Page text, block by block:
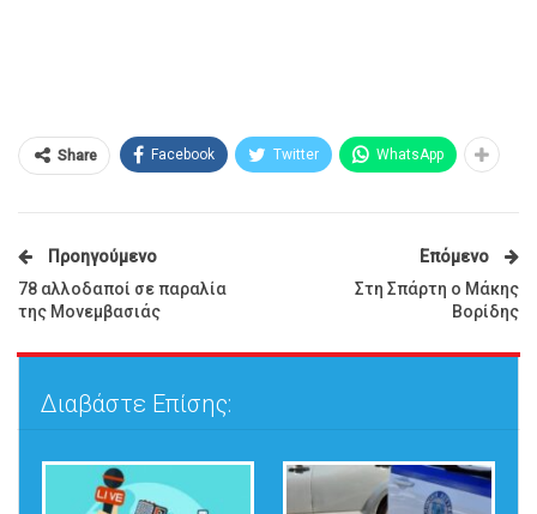
Share Facebook Twitter WhatsApp
Προηγούμενο
78 αλλοδαποί σε παραλία
της Μονεμβασιάς
Επόμενο
Στη Σπάρτη ο Μάκης
Βορίδης
Διαβάστε Επίσης: